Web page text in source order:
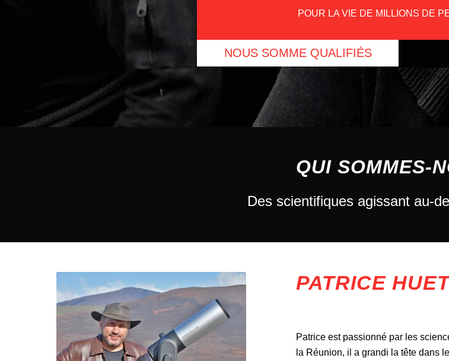
POUR LA VIE DE MILLIONS DE
NOUS SOMME QUALIFIÉS
QUI SOMMES-
Des scientifiques agissant au-
PATRICE
Patrice est passionné par les
la Réunion, il a grandi la tête dans